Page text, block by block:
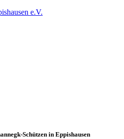
e.V.
Schützen in Eppishausen